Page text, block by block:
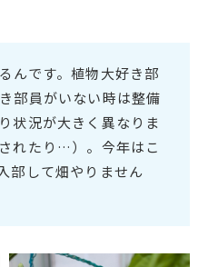
本校のPTA活動
同窓会
各種証明書発行
プライバシーポリシー
んです。植物大好き部
部員がいない時は整備
状況が大きく異なりま
れたり…）。今年はこ
部して畑やりません